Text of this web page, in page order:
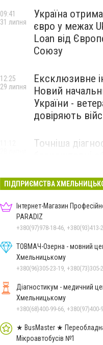
Україна
євро у межах
Loan від
Союзу
09:41
31 липня
Ексклюзивне
Новий
України -
довіряють
12:25
29 липня
Точніша
запрацював
томограф
Паперовий
втрати Росії
на дитячу
27 липня
ПІДПРИЄМСТВА
Інтернет-Магазин
PARADIZ
+380(97)978-18-46, +380(93)413-
ТОВМАЧ-Озерна - мовний
Хмельницькому
+380(96)305-23-19, +380(73)305-
Діагностикум - медичний
Хмельницькому
+380(68)400-99-66, +380(97)400-
★ BusMaster ★
Мікроавтобусів №1